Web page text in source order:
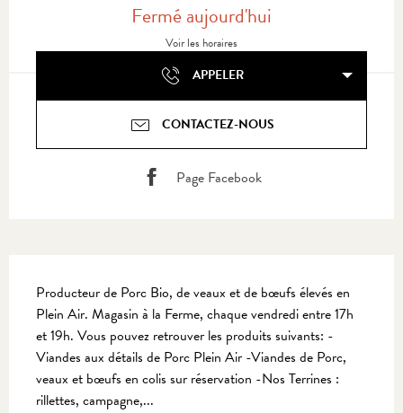
Fermé aujourd'hui
Voir les horaires
APPELER
CONTACTEZ-NOUS
Page Facebook
Producteur de Porc Bio, de veaux et de bœufs élevés en
Plein Air. Magasin à la Ferme, chaque vendredi entre 17h
et 19h. Vous pouvez retrouver les produits suivants: -
Viandes aux détails de Porc Plein Air -Viandes de Porc,
veaux et bœufs en colis sur réservation -Nos Terrines :
rillettes, campagne,...